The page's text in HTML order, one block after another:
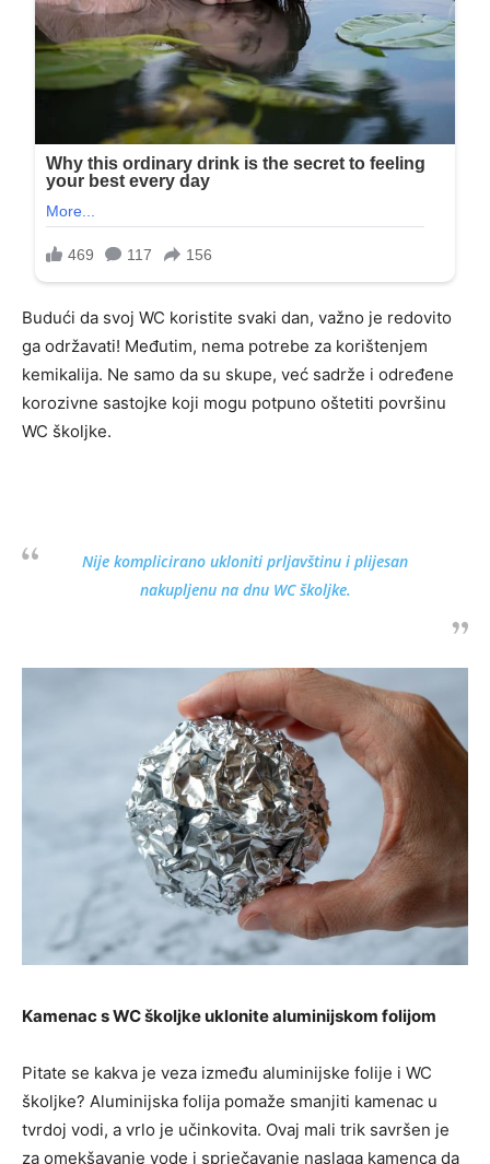
Budući da svoj WC koristite svaki dan, važno je redovito
ga održavati! Međutim, nema potrebe za korištenjem
kemikalija. Ne samo da su skupe, već sadrže i određene
korozivne sastojke koji mogu potpuno oštetiti površinu
WC školjke.
Nije komplicirano ukloniti prljavštinu i plijesan
nakupljenu na dnu WC školjke.
Kamenac s WC školjke uklonite aluminijskom folijom
Pitate se kakva je veza između aluminijske folije i WC
školjke? Aluminijska folija pomaže smanjiti kamenac u
tvrdoj vodi, a vrlo je učinkovita. Ovaj mali trik savršen je
za omekšavanje vode i sprječavanje naslaga kamenca da